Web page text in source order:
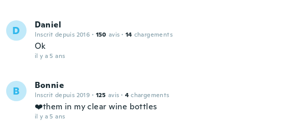
D Daniel
Inscrit depuis 2016 · 150 avis · 14 chargements
Ok
il y a 5 ans
B Bonnie
Inscrit depuis 2019 · 125 avis · 4 chargements
❤️them in my clear wine bottles
il y a 5 ans